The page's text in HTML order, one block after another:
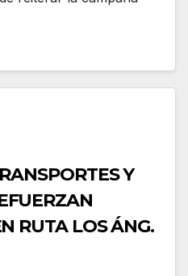
Y
RUTA LOS ÁNG.